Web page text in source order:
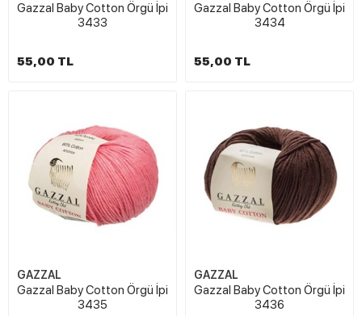
Gazzal Baby Cotton Örgü İpi
3433
55,00 TL
Gazzal Baby Cotton Örgü İpi
3434
55,00 TL
GAZZAL
Gazzal Baby Cotton Örgü İpi
3435
GAZZAL
Gazzal Baby Cotton Örgü İpi
3436